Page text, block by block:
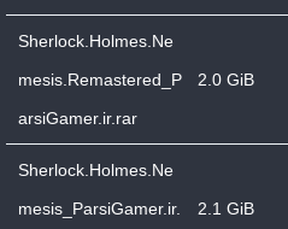
Sherlock.Holmes.Ne
mesis.Remastered_P
arsiGamer.ir.rar
2.0 GiB
Sherlock.Holmes.Ne
mesis_ParsiGamer.ir.
2.1 GiB